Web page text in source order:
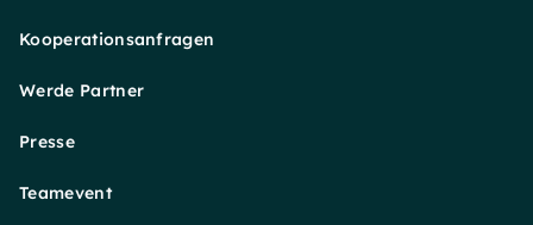
Kooperationsanfragen
Werde Partner
Presse
Teamevent